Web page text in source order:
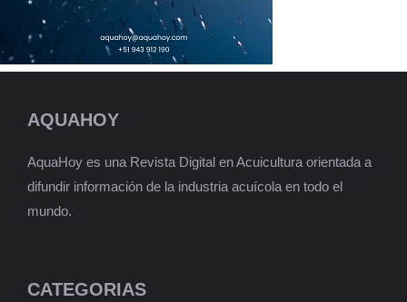
AQUAHOY
AquaHoy es una Revista Digital en Acuicultura orientada a
difundir información de la industria acuícola en todo el
mundo.
CATEGORIAS